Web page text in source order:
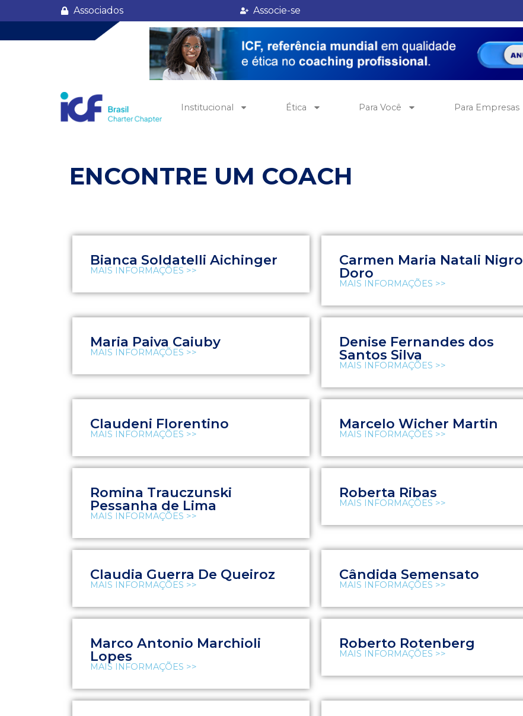
Associados Associe-se
Institucional Ética Para Você Para Empresas
ENCONTRE UM COACH
Bianca Soldatelli Aichinger
MAIS INFORMAÇÕES >>
Carmen Maria Natali Nigro
Doro
MAIS INFORMAÇÕES >>
Maria Paiva Caiuby
MAIS INFORMAÇÕES >>
Denise Fernandes dos
Santos Silva
MAIS INFORMAÇÕES >>
Claudeni Florentino
MAIS INFORMAÇÕES >>
Marcelo Wicher Martin
MAIS INFORMAÇÕES >>
Romina Trauczunski
Pessanha de Lima
MAIS INFORMAÇÕES >>
Roberta Ribas
MAIS INFORMAÇÕES >>
Claudia Guerra De Queiroz
MAIS INFORMAÇÕES >>
Cândida Semensato
MAIS INFORMAÇÕES >>
Marco Antonio Marchioli
Lopes
MAIS INFORMAÇÕES >>
Roberto Rotenberg
MAIS INFORMAÇÕES >>